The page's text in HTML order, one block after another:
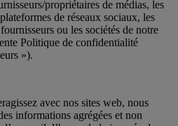
propriétaires de médias, les
de réseaux sociaux, les
ou les sociétés de notre
Politique de confidentialité
»).
avec nos sites web, nous
informations agrégées et non